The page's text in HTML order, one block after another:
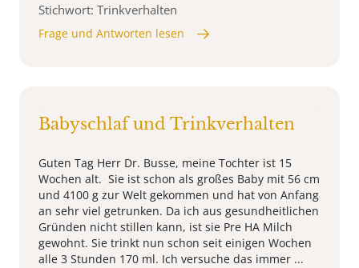
Stichwort: Trinkverhalten
Frage und Antworten lesen
Babyschlaf und Trinkverhalten
Guten Tag Herr Dr. Busse, meine Tochter ist 15
Wochen alt. Sie ist schon als großes Baby mit 56 cm
und 4100 g zur Welt gekommen und hat von Anfang
an sehr viel getrunken. Da ich aus gesundheitlichen
Gründen nicht stillen kann, ist sie Pre HA Milch
gewohnt. Sie trinkt nun schon seit einigen Wochen
alle 3 Stunden 170 ml. Ich versuche das immer ...